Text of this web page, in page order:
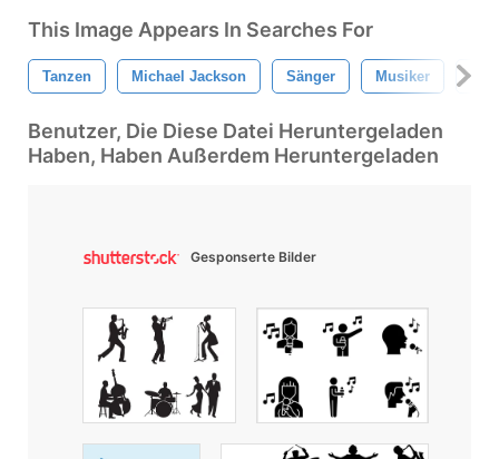
This Image Appears In Searches For
Tanzen Michael Jackson Sänger Musiker
Benutzer, Die Diese Datei Heruntergeladen
Haben, Haben Außerdem Heruntergeladen
Gesponserte Bilder